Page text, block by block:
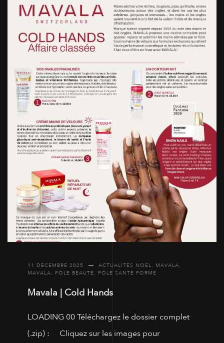
11 DÉCEMBRE 2025 ACTUALITES NOEL, MAVALA,
MAVALA, PÔLE BEAUTÉ, PÔLE SANTÉ FORME
Mavala | Cold Hands
LOADING 00 Téléchargez le dossier complet
(.zip) : Cliquez sur les images pour